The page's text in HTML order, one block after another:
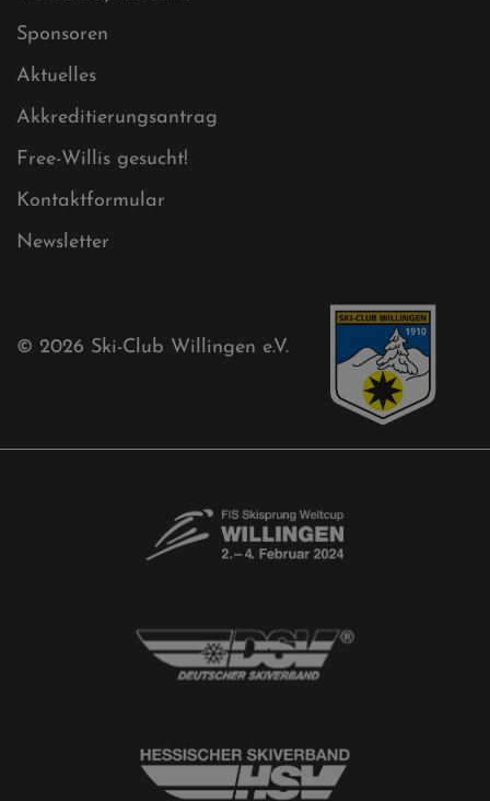
Impressum
Sitemap
Sitemap XML
Cookies
Ski-Club
Mühlenkopfschanze
Kontaktformular